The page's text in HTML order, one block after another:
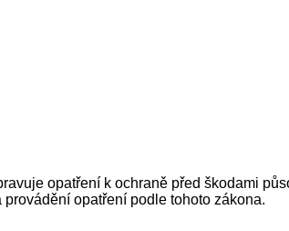
opatření k ochraně před škodami
opatření podle tohoto zákona.